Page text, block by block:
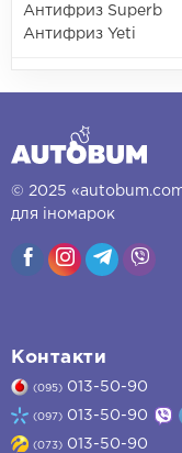
Антифриз Superb
Антифриз Yeti
© 2025
для іномарок
Контакти
(095) 013-50-90
(097) 013-50-90
(073) 013-50-90